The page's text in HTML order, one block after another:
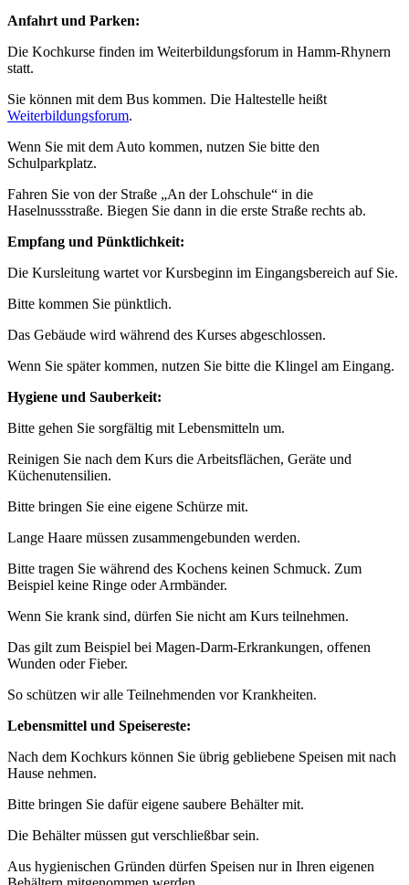
Anfahrt und Parken:
Die Kochkurse finden im Weiterbildungsforum in Hamm-Rhynern
statt.
Sie können mit dem Bus kommen. Die Haltestelle heißt
Weiterbildungsforum.
Wenn Sie mit dem Auto kommen, nutzen Sie bitte den
Schulparkplatz.
Fahren Sie von der Straße „An der Lohschule“ in die
Haselnussstraße. Biegen Sie dann in die erste Straße rechts ab.
Empfang und Pünktlichkeit:
Die Kursleitung wartet vor Kursbeginn im Eingangsbereich auf Sie.
Bitte kommen Sie pünktlich.
Das Gebäude wird während des Kurses abgeschlossen.
Wenn Sie später kommen, nutzen Sie bitte die Klingel am Eingang.
Hygiene und Sauberkeit:
Bitte gehen Sie sorgfältig mit Lebensmitteln um.
Reinigen Sie nach dem Kurs die Arbeitsflächen, Geräte und
Küchenutensilien.
Bitte bringen Sie eine eigene Schürze mit.
Lange Haare müssen zusammengebunden werden.
Bitte tragen Sie während des Kochens keinen Schmuck. Zum
Beispiel keine Ringe oder Armbänder.
Wenn Sie krank sind, dürfen Sie nicht am Kurs teilnehmen.
Das gilt zum Beispiel bei Magen-Darm-Erkrankungen, offenen
Wunden oder Fieber.
So schützen wir alle Teilnehmenden vor Krankheiten.
Lebensmittel und Speisereste:
Nach dem Kochkurs können Sie übrig gebliebene Speisen mit nach
Hause nehmen.
Bitte bringen Sie dafür eigene saubere Behälter mit.
Die Behälter müssen gut verschließbar sein.
Aus hygienischen Gründen dürfen Speisen nur in Ihren eigenen